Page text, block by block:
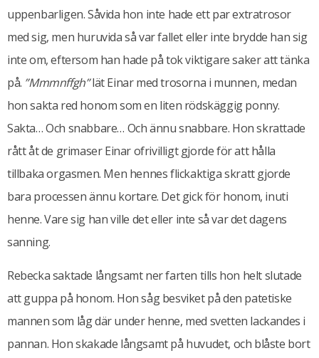
uppenbarligen. Såvida hon inte hade ett par extratrosor
med sig, men huruvida så var fallet eller inte brydde han sig
inte om, eftersom han hade på tok viktigare saker att tänka
på. ”Mmmnffgh”lät Einar med trosorna i munnen, medan
hon sakta red honom som en liten rödskäggig ponny.
Sakta… Och snabbare… Och ännu snabbare. Hon skrattade
rått åt de grimaser Einar ofrivilligt gjorde för att hålla
tillbaka orgasmen. Men hennes flickaktiga skratt gjorde
bara processen ännu kortare. Det gick för honom, inuti
henne. Vare sig han ville det eller inte så var det dagens
sanning.
Rebecka saktade långsamt ner farten tills hon helt slutade
att guppa på honom. Hon såg besviket på den patetiske
mannen som låg där under henne, med svetten lackandes i
pannan. Hon skakade långsamt på huvudet, och blåste bort